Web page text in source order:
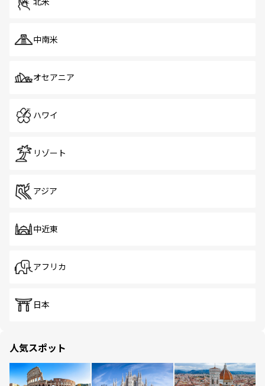
中南米
オセアニア
ハワイ
リゾート
アジア
中近東
アフリカ
日本
人気スポット